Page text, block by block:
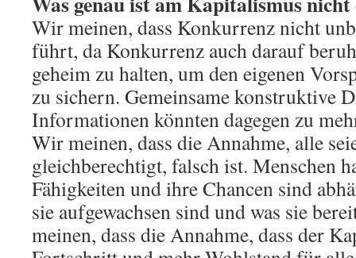
Wir meinen, dass Konkurrenz nicht
führt, da Konkurrenz auch darauf
geheim zu halten, um den eigenen
zu sichern. Gemeinsame konstruktive
Informationen könnten dagegen zu
Wir meinen, dass die Annahme, alle
gleichberechtigt, falsch ist. Menschen
Fähigkeiten und ihre Chancen sind
sie aufgewachsen sind und was sie
meinen, dass die Annahme, dass der